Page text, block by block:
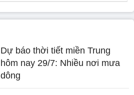
Dự báo thời tiết miền Trung
hôm nay 29/7: Nhiều nơi mưa
dông